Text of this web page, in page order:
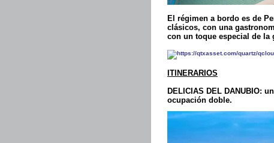
El régimen a bordo es de
clásicos, con una
con un toque especial de la
ITINERARIOS
DELICIAS DEL DANUBIO:
ocupación doble.